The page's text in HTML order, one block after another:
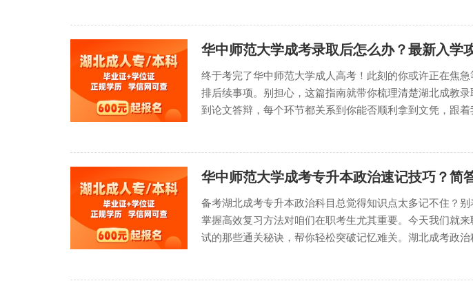
华中师范大学成考录取后怎么办？最新入学
终于考完了华中师范大学成人高考！此刻的你或许正在焦
排后续事项。别担心，这篇指南就带你梳理清楚湖北成教
到论文答辩，每个环节都关系到你能否顺利拿到文凭，跟
华中师范大学成考专升本政治速记技巧？简
备考湖北成考专升本政治科目总觉得知识点太多记不住？
掌握高效复习方法对咱们在职考生尤其重要。今天我们就
试的那些通关秘诀，帮你轻松突破记忆难关。湖北成考政